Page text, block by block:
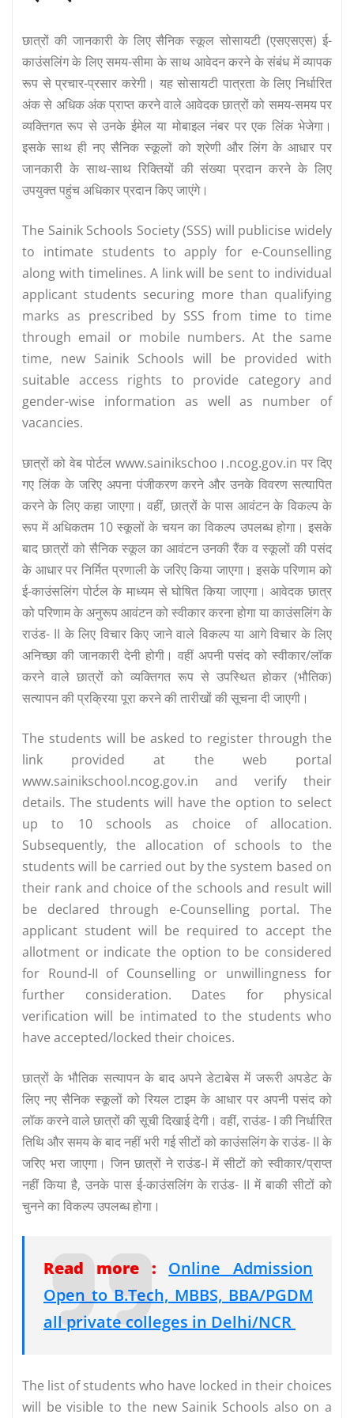
छात्रों की जानकारी के लिए सैनिक स्कूल सोसायटी (एसएसएस) ई-
काउंसलिंग के लिए समय-सीमा के साथ आवेदन करने के संबंध में व्यापक
रूप से प्रचार-प्रसार करेगी। यह सोसायटी पात्रता के लिए निर्धारित
अंक से अधिक अंक प्राप्त करने वाले आवेदक छात्रों को समय-समय पर
व्यक्तिगत रूप से उनके ईमेल या मोबाइल नंबर पर एक लिंक भेजेगा।
इसके साथ ही नए सैनिक स्कूलों को श्रेणी और लिंग के आधार पर
जानकारी के साथ-साथ रिक्तियों की संख्या प्रदान करने के लिए
उपयुक्त पहुंच अधिकार प्रदान किए जाएंगे।
The Sainik Schools Society (SSS) will publicise widely
to intimate students to apply for e-Counselling
along with timelines. A link will be sent to individual
applicant students securing more than qualifying
marks as prescribed by SSS from time to time
through email or mobile numbers. At the same
time, new Sainik Schools will be provided with
suitable access rights to provide category and
gender-wise information as well as number of
vacancies.
छात्रों को वेब पोर्टल www.sainikschoo।.ncog.gov.in पर दिए
गए लिंक के जरिए अपना पंजीकरण करने और उनके विवरण सत्यापित
करने के लिए कहा जाएगा। वहीं, छात्रों के पास आवंटन के विकल्प के
रूप में अधिकतम 10 स्कूलों के चयन का विकल्प उपलब्ध होगा। इसके
बाद छात्रों को सैनिक स्कूल का आवंटन उनकी रैंक व स्कूलों की पसंद
के आधार पर निर्मित प्रणाली के जरिए किया जाएगा। इसके परिणाम को
ई-काउंसलिंग पोर्टल के माध्यम से घोषित किया जाएगा। आवेदक छात्र
को परिणाम के अनुरूप आवंटन को स्वीकार करना होगा या काउंसलिंग के
राउंड- II के लिए विचार किए जाने वाले विकल्प या आगे विचार के लिए
अनिच्छा की जानकारी देनी होगी। वहीं अपनी पसंद को स्वीकार/लॉक
करने वाले छात्रों को व्‍यक्तिगत रूप से उपस्थित होकर (भौतिक)
सत्यापन की प्रक्रिया पूरा करने की तारीखों की सूचना दी जाएगी।
The students will be asked to register through the
link provided at the web portal
www.sainikschool.ncog.gov.in and verify their
details. The students will have the option to select
up to 10 schools as choice of allocation.
Subsequently, the allocation of schools to the
students will be carried out by the system based on
their rank and choice of the schools and result will
be declared through e-Counselling portal. The
applicant student will be required to accept the
allotment or indicate the option to be considered
for Round-II of Counselling or unwillingness for
further consideration. Dates for physical
verification will be intimated to the students who
have accepted/locked their choices.
छात्रों के भौतिक सत्यापन के बाद अपने डेटाबेस में जरूरी अपडेट के
लिए नए सैनिक स्कूलों को रियल टाइम के आधार पर अपनी पसंद को
लॉक करने वाले छात्रों की सूची दिखाई देगी। वहीं, राउंड- I की निर्धारित
तिथि और समय के बाद नहीं भरी गई सीटों को काउंसलिंग के राउंड- II के
जरिए भरा जाएगा। जिन छात्रों ने राउंड-I में सीटों को स्वीकार/प्राप्त
नहीं किया है, उनके पास ई-काउंसलिंग के राउंड- II में बाकी सीटों को
चुनने का विकल्प उपलब्ध होगा।
Read more : Online Admission
Open to B.Tech, MBBS, BBA/PGDM
all private colleges in Delhi/NCR
The list of students who have locked in their choices
will be visible to the new Sainik Schools also on a